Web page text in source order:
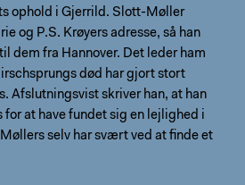
ophold i Gjerrild. Slott-Møller
og P.S. Krøyers adresse, så han
dem fra Hannover. Det leder ham
død har gjort stort
Afslutningsvist skriver han, at han
at have fundet sig en lejlighed i
selv har svært ved at finde et